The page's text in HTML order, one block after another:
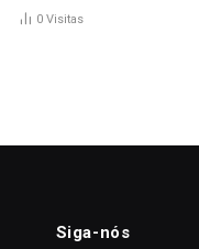
0 Visitas
Siga-nós